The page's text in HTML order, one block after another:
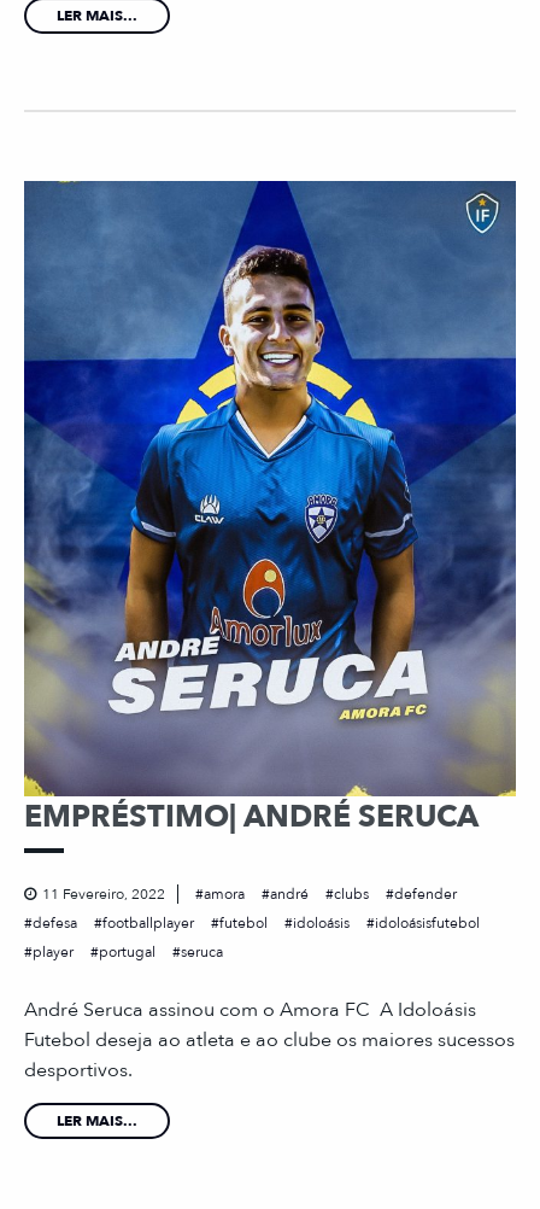
LER MAIS...
EMPRÉSTIMO| ANDRÉ SERUCA
11 Fevereiro, 2022 amora andré clubs
defender
defesa
footballplayer futebol idoloásis
idoloásisfutebol
player
portugal seruca
André Seruca assinou com o Amora FC A Idoloásis
Futebol deseja ao atleta e ao clube os maiores sucessos
desportivos.
LER MAIS...